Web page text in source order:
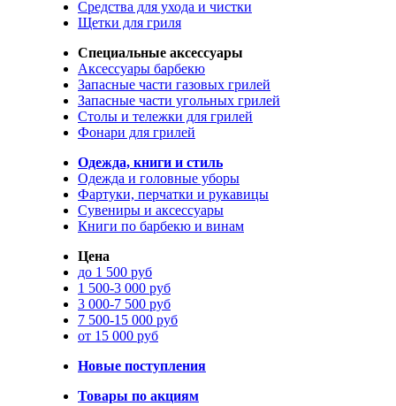
Средства для ухода и чистки
Щетки для гриля
Специальные аксессуары
Аксессуары барбекю
Запасные части газовых грилей
Запасные части угольных грилей
Столы и тележки для грилей
Фонари для грилей
Одежда, книги и стиль
Одежда и головные уборы
Фартуки, перчатки и рукавицы
Сувениры и аксессуары
Книги по барбекю и винам
Цена
до 1 500 руб
1 500-3 000 руб
3 000-7 500 руб
7 500-15 000 руб
от 15 000 руб
Новые поступления
Товары по акциям